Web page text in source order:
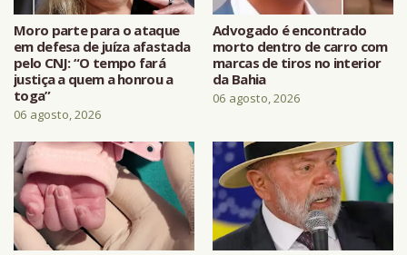
Moro parte para o ataque
em defesa de juíza afastada
pelo CNJ: “O tempo fará
justiça a quem a honrou a
toga”
06 agosto, 2026
Advogado é encontrado
morto dentro de carro com
marcas de tiros no interior
da Bahia
06 agosto, 2026